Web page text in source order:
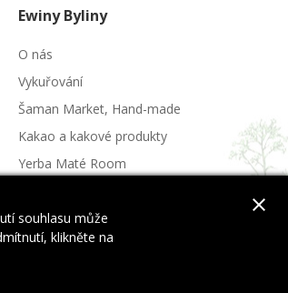
Ewiny Byliny
O nás
Vykuřování
Šaman Market, Hand-made
Kakao a kakové produkty
Yerba Maté Room
close
souhlasu může
klikněte na